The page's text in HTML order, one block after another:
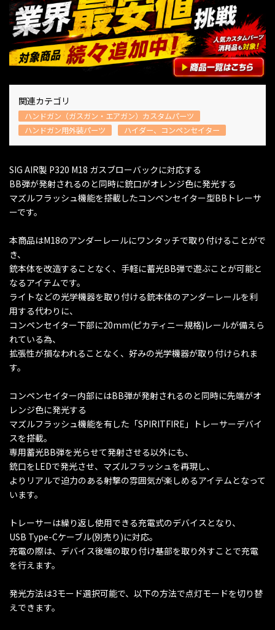
関連カテゴリ
ハンドガン（ガスガン・エアガン）カスタムパーツ
ハンドガン用外装パーツ
ハイダー、コンペンセイター
SIG AIR製 P320 M18 ガスブローバックに対応する
BB弾が発射されるのと同時に銃口がオレンジ色に発光する
マズルフラッシュ機能を搭載したコンペンセイター型BBトレーサ
ーです。
本商品はM18のアンダーレールにワンタッチで取り付けることがで
き、
銃本体を改造することなく、手軽に蓄光BB弾で遊ぶことが可能と
なるアイテムです。
ライトなどの光学機器を取り付ける銃本体のアンダーレールを利
用する代わりに、
コンペンセイター下部に20mm(ピカティニー規格)レールが備えら
れている為、
拡張性が損なわれることなく、好みの光学機器が取り付けられま
す。
コンペンセイター内部にはBB弾が発射されるのと同時に先端がオ
レンジ色に発光する
マズルフラッシュ機能を有した「SPIRITFIRE」トレーサーデバイ
スを搭載。
専用蓄光BB弾を光らせて発射させる以外にも、
銃口をLEDで発光させ、マズルフラッシュを再現し、
よりリアルで迫力のある射撃の雰囲気が楽しめるアイテムとなって
います。
トレーサーは繰り返し使用できる充電式のデバイスとなり、
USB Type-Cケーブル(別売り)に対応。
充電の際は、デバイス後端の取り付け基部を取り外すことで充電
を行えます。
発光方法は3モード選択可能で、以下の方法で点灯モードを切り替
えできます。